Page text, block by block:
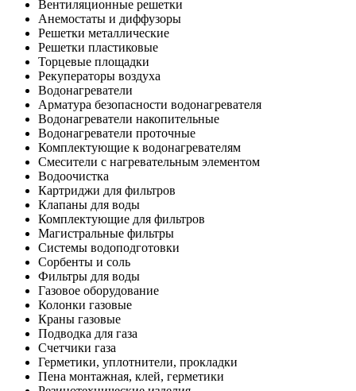
Вентиляционные решетки
Анемостаты и диффузоры
Решетки металлические
Решетки пластиковые
Торцевые площадки
Рекуператоры воздуха
Водонагреватели
Арматура безопасности водонагревателя
Водонагреватели накопительные
Водонагреватели проточные
Комплектующие к водонагревателям
Смесители с нагревательным элементом
Водоочистка
Картриджи для фильтров
Клапаны для воды
Комплектующие для фильтров
Магистральные фильтры
Системы водоподготовки
Сорбенты и соль
Фильтры для воды
Газовое оборудование
Колонки газовые
Краны газовые
Подводка для газа
Счетчики газа
Герметики, уплотнители, прокладки
Пена монтажная, клей, герметики